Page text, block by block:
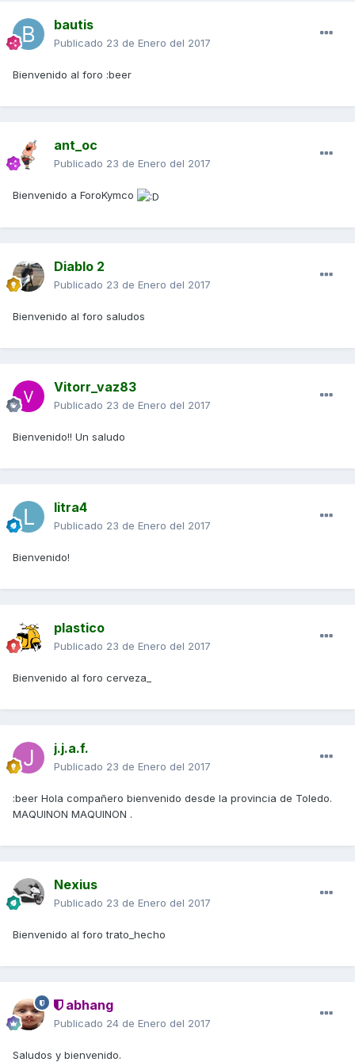
bautis
Publicado 23 de Enero del 2017
Bienvenido al foro :beer
ant_oc
Publicado 23 de Enero del 2017
Bienvenido a ForoKymco
Diablo 2
Publicado 23 de Enero del 2017
Bienvenido al foro saludos
Vitorr_vaz83
Publicado 23 de Enero del 2017
Bienvenido!! Un saludo
litra4
Publicado 23 de Enero del 2017
Bienvenido!
plastico
Publicado 23 de Enero del 2017
Bienvenido al foro cerveza_
j.j.a.f.
Publicado 23 de Enero del 2017
:beer Hola compañero bienvenido desde la provincia de Toledo.
MAQUINON MAQUINON .
Nexius
Publicado 23 de Enero del 2017
Bienvenido al foro trato_hecho
abhang
Publicado 24 de Enero del 2017
Saludos y bienvenido.